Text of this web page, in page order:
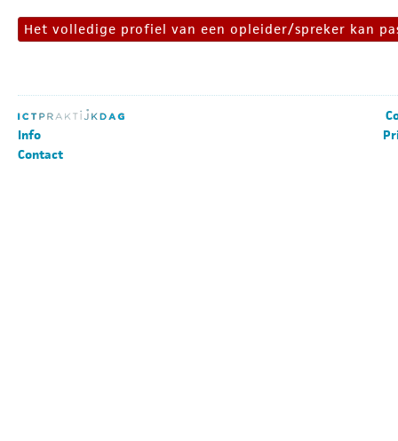
Het volledige profiel van een opleider/spreker kan
Info
Contact